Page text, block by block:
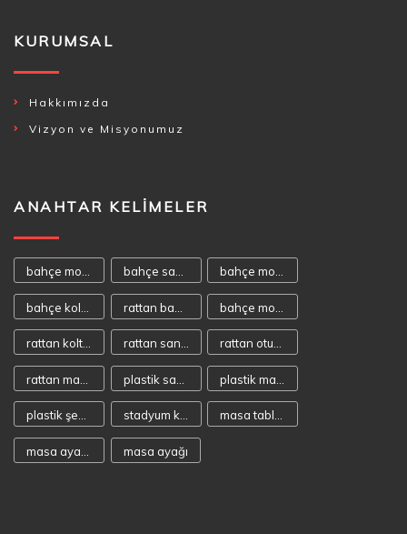
KURUMSAL
Hakkımızda
Vizyon ve Misyonumuz
ANAHTAR KELIMELER
bahçe mobilyası bahçe sandalyeleri bahçe mobilyaları
rattan koltuk rattan sandalye rattan oturma takımı
plastik şezlong stadyum koltuğu masa tablaları
masa ayağı